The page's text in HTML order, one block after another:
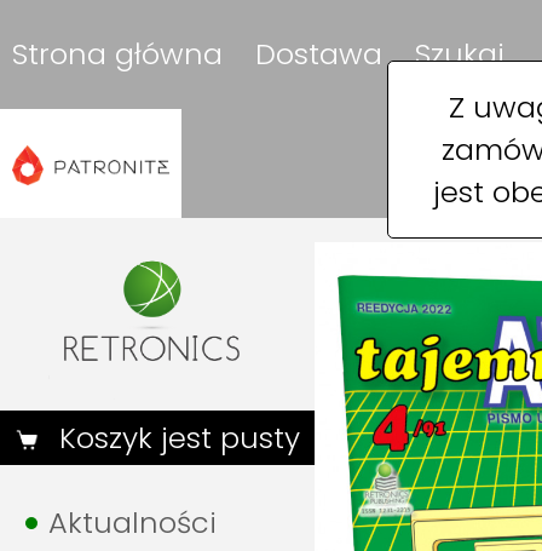
Z
jest
Strona główna Dostawa Szukaj
Koszyk jest pusty
Aktualności